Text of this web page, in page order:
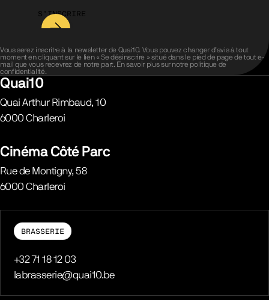
S’INSCRIRE
Vous serez inscrit·e à la newsletter de Quai10. Vous pouvez changer d’avis à tout
moment en cliquant sur le lien « Se désinscrire » situé dans le pied de page de tout e-
mail que vous recevrez de notre part. En savoir plus sur notre politique de
confidentialité.
Quai10
Quai Arthur Rimbaud, 10
6000 Charleroi
Cinéma Côté Parc
Rue de Montigny, 58
6000 Charleroi
BRASSERIE
Téléphone
+32 71 18 12 03
E-mail
labrasserie@quai10.be